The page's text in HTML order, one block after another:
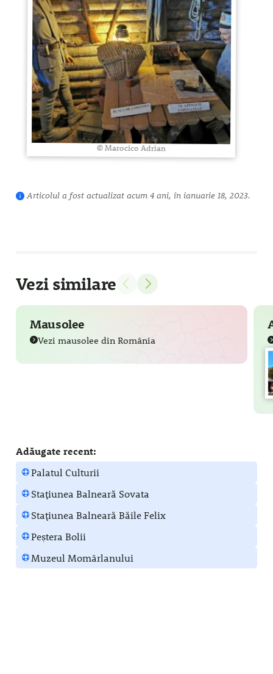
© Marocico Adrian
Articolul a fost actualizat acum 4 ani, în ianuarie 18, 2023.
Vezi similare
Mausolee
Vezi mausolee din România
Adăugate recent:
Palatul Culturii
Stațiunea Balneară Sovata
Stațiunea Balneară Băile Felix
Peștera Bolii
Muzeul Momârlanului